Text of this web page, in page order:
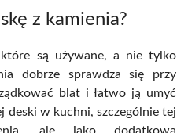
z kamienia?
są używane, a nie tylko
dobrze sprawdza się przy
blat i łatwo ją umyć
deski w kuchni, szczególnie tej